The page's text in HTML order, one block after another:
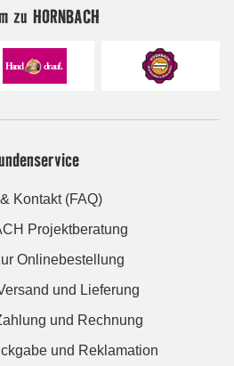
zu HORNBACH
Kontakt (FAQ)
Projektberatung
Onlinebestellung
und Lieferung
und Rechnung
und Reklamation